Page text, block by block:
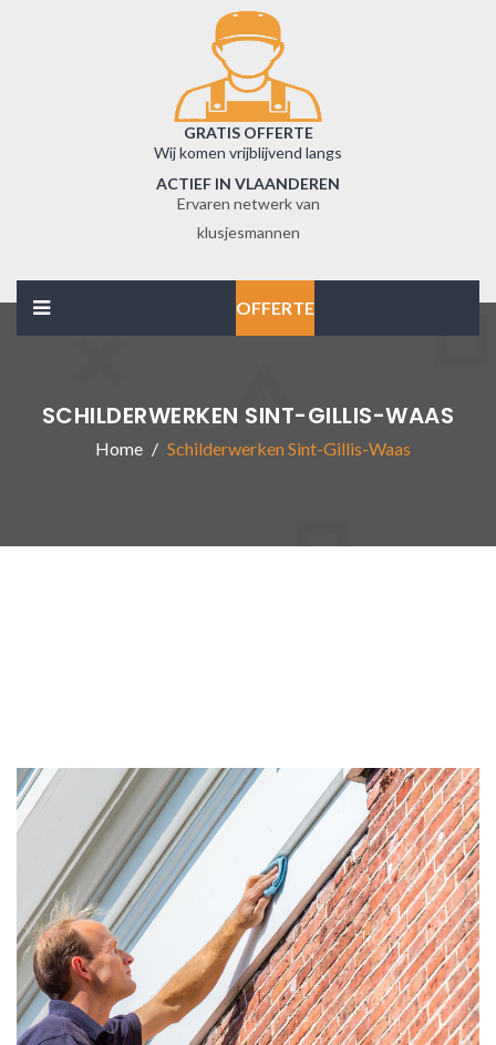
GRATIS OFFERTE
Wij komen vrijblijvend langs
ACTIEF IN VLAANDEREN
Ervaren netwerk van
klusjesmannen
OFFERTE
SCHILDERWERKEN SINT-GILLIS-WAAS
Home Schilderwerken Sint-Gillis-Waas